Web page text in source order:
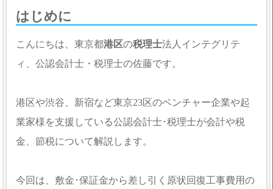
はじめに
こんにちは、東京都港区の税理士法人インテグリテ
ィ、公認会計士・税理士の佐藤です。
港区や渋谷、新宿など東京23区のベンチャー企業や起
業家様を支援している公認会計士･税理士が会計や税
金、節税について解説します。
今回は、敷金･保証金から差し引く原状回復工事費用の